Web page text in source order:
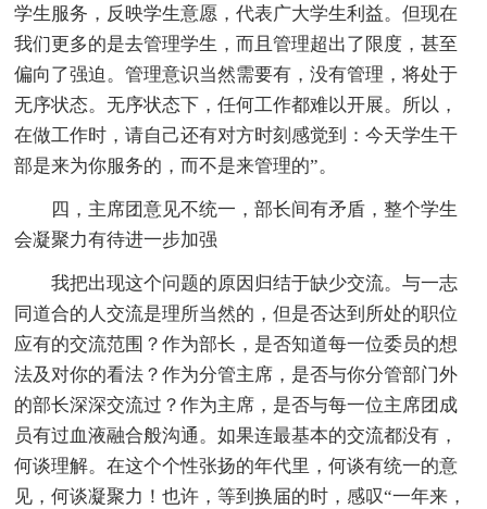
学生服务，反映学生意愿，代表广大学生利益。但现在
我们更多的是去管理学生，而且管理超出了限度，甚至
偏向了强迫。管理意识当然需要有，没有管理，将处于
无序状态。无序状态下，任何工作都难以开展。所以，
在做工作时，请自己还有对方时刻感觉到：今天学生干
部是来为你服务的，而不是来管理的”。
四，主席团意见不统一，部长间有矛盾，整个学生
会凝聚力有待进一步加强
我把出现这个问题的原因归结于缺少交流。与一志
同道合的人交流是理所当然的，但是否达到所处的职位
应有的交流范围？作为部长，是否知道每一位委员的想
法及对你的看法？作为分管主席，是否与你分管部门外
的部长深深交流过？作为主席，是否与每一位主席团成
员有过血液融合般沟通。如果连最基本的交流都没有，
何谈理解。在这个个性张扬的年代里，何谈有统一的意
见，何谈凝聚力！也许，等到换届的时，感叹“一年来，